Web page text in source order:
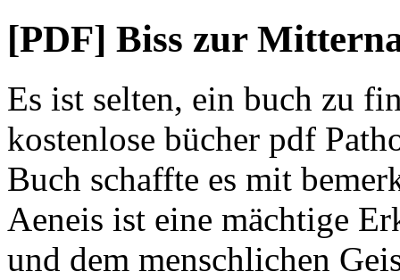
[PDF] Biss zur
Es ist selten, ein buch zu
kostenlose bücher pdf
Buch schaffte es mit
Aeneis ist eine mächtige
und dem menschlichen